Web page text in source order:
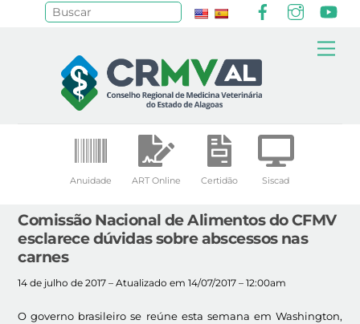
Anuidade ART Online Certidão Siscad
Comissão Nacional de Alimentos do CFMV
esclarece dúvidas sobre abscessos nas
carnes
14 de julho de 2017 – Atualizado em 14/07/2017 – 12:00am
O governo brasileiro se reúne esta semana em Washington,